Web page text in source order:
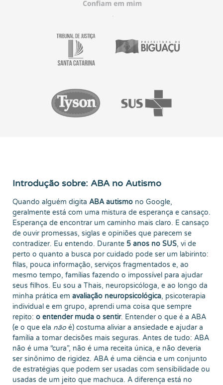
Introdução sobre: ABA no Autismo
Quando alguém digita ABA autismo no Google,
geralmente está com uma mistura de esperança e cansaço.
Esperança de encontrar um caminho mais claro. E cansaço
de ouvir promessas, siglas e opiniões que parecem se
contradizer. Eu entendo. Durante 5 anos no SUS, vi de
perto o quanto a busca por cuidado pode ser um labirinto:
filas, pouca informação, serviços fragmentados e, ao
mesmo tempo, famílias fazendo o impossível para ajudar
seus filhos. Eu sou a Thais, neuropsicóloga, e ao longo da
minha prática em avaliação neuropsicológica, psicoterapia
individual e em grupo, aprendi uma coisa que sempre
repito: o entender muda o sentir. Entender o que é a ABA
(e o que ela não é) costuma aliviar a ansiedade e ajudar a
família a tomar decisões mais seguras. Antes de tudo: ABA
não é uma “cura”, não é uma receita única, e não deveria
ser sinônimo de rigidez. ABA é uma ciência e um conjunto
de estratégias que podem ser usadas com sensibilidade ou
usadas de um jeito que machuca. A diferença está no